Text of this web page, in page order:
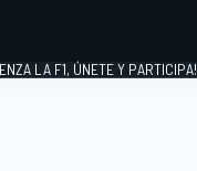
LA F1, ÚNETE Y PARTICIPA!